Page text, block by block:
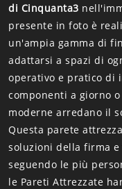
di Cinquanta3
presente in foto è
un'ampia gamma di
adattarsi a spazi di
operativo e pratico di
componenti a giorno
moderne arredano il
Questa parete
soluzioni della firma
seguendo le più
le Pareti Attrezzate